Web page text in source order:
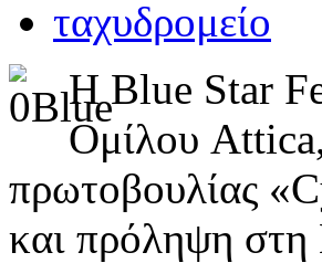
Η Blue Star
Ομίλου
πρωτοβουλίας
και πρόληψη στη